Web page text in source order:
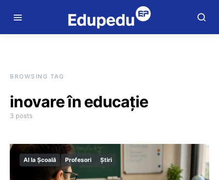
BROWSING TAG
inovare în educație
3 posts
AI la Școală Profesori Știri